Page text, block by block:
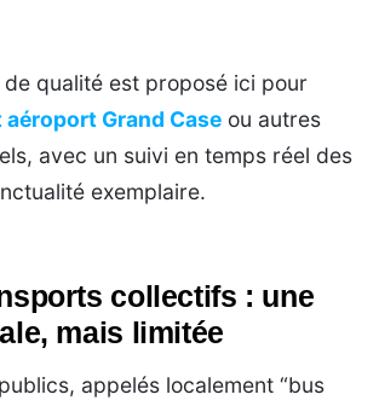
qualité est proposé ici pour
Grand Case ou autres
avec un suivi en temps réel des
exemplaire.
collectifs : une
mais limitée
appelés localement “bus